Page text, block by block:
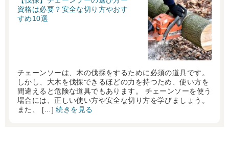
資格は必要？安全な切り方やおす
すめ10選
チェーンソーは、木の伐採をするために必須の道具です。
しかし、大木を伐採できるほどの力を持つため、使い方を
間違えると危険な道具でもあります。 チェーンソーを使う
場合には、正しい使い方や安全な切り方を学びましょう。
また、 […]続きを見る